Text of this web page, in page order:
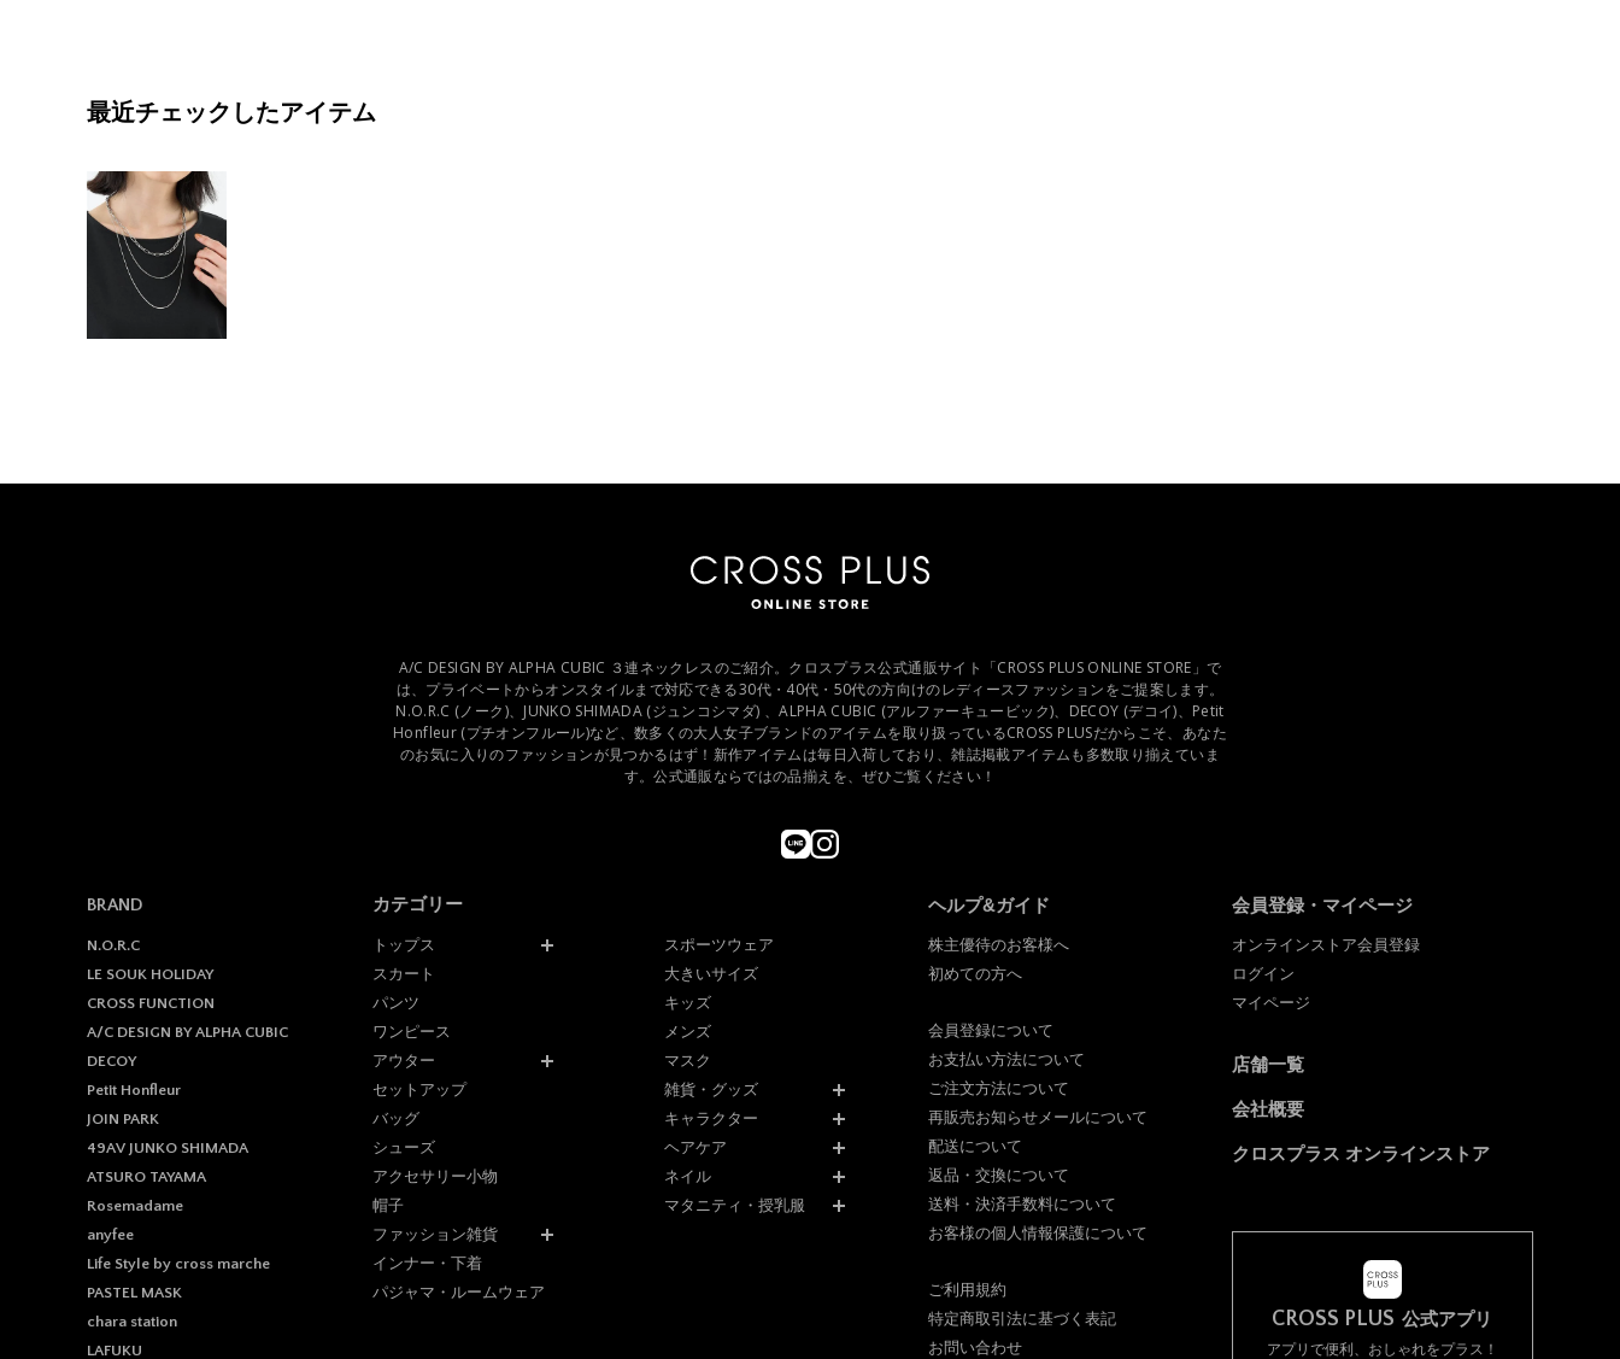
最近チェックしたアイテム
A/C DESIGN BY ALPHA CUBIC ３連ネックレスのご紹介。クロスプラス公式通販サイト「CROSS PLUS ONLINE STORE」で
は、プライベートからオンスタイルまで対応できる30代・40代・50代の方向けのレディースファッションをご提案します。
N.O.R.C (ノーク)、JUNKO SHIMADA (ジュンコシマダ) 、ALPHA CUBIC (アルファーキュービック)、DECOY (デコイ)、Petit
Honfleur (プチオンフルール)など、数多くの大人女子ブランドのアイテムを取り扱っているCROSS PLUSだからこそ、あなた
のお気に入りのファッションが見つかるはず！新作アイテムは毎日入荷しており、雑誌掲載アイテムも多数取り揃えていま
す。公式通販ならではの品揃えを、ぜひご覧ください！
BRAND
N.O.R.C
LE SOUK HOLIDAY
CROSS FUNCTION
A/C DESIGN BY ALPHA CUBIC
DECOY
Petit Honfleur
JOIN PARK
49AV JUNKO SHIMADA
ATSURO TAYAMA
Rosemadame
anyfee
Life Style by cross marche
PASTEL MASK
chara station
LAFUKU
カテゴリー
トップス
スカート
パンツ
ワンピース
アウター
セットアップ
バッグ
シューズ
アクセサリー小物
帽子
ファッション雑貨
インナー・下着
パジャマ・ルームウェア
スポーツウェア
大きいサイズ
キッズ
メンズ
マスク
雑貨・グッズ
キャラクター
ヘアケア
ネイル
マタニティ・授乳服
ヘルプ&ガイド
株主優待のお客様へ
初めての方へ
会員登録について
お支払い方法について
ご注文方法について
再販売お知らせメールについて
配送について
返品・交換について
送料・決済手数料について
お客様の個人情報保護について
ご利用規約
特定商取引法に基づく表記
お問い合わせ
会員登録・マイページ
オンラインストア会員登録
ログイン
マイページ
店舗一覧
会社概要
クロスプラス オンラインストア
CROSS PLUS 公式アプリ
アプリで便利、おしゃれをプラス！